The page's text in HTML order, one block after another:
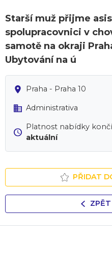
Starší muž přijme
spolupracovnici v
samotě na okraji
Ubytování na ú
Praha - Praha 10
Administrativa
Platnost nabídky
aktuální
PŘIDAT